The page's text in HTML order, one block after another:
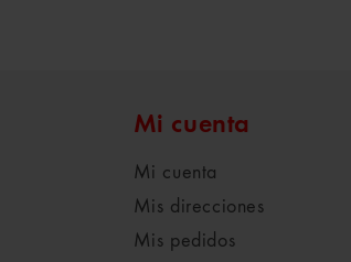
Mi cuenta
Mi cuenta
Mis direcciones
Mis pedidos